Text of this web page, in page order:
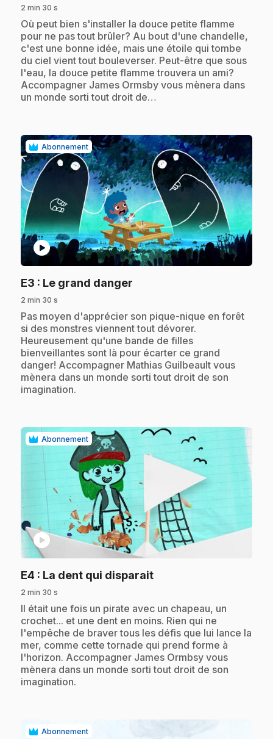
2 min 30 s
.Où peut bien s'installer la douce petite flamme
pour ne pas tout brûler? Au bout d'une chandelle,
c'est une bonne idée, mais une étoile qui tombe
du ciel vient tout bouleverser. Peut-être que sous
l'eau, la douce petite flamme trouvera un ami?
Accompagner James Ormsby vous mènera dans
un monde sorti tout droit de…
Abonnement
play_circle
E3 : Le grand danger
2 min 30 s
.Pas moyen d'apprécier son pique-nique en forêt
si des monstres viennent tout dévorer.
Heureusement qu'une bande de filles
bienveillantes sont là pour écarter ce grand
danger! Accompagner Mathias Guilbeault vous
mènera dans un monde sorti tout droit de son
imagination.
Abonnement
play_circle
E4 : La dent qui disparait.
2 min 30 s
.Il était une fois un pirate avec un chapeau, un
crochet... et une dent en moins. Rien qui ne
l'empêche de braver tous les défis que lui lance la
mer, comme cette tornade qui prend forme à
l'horizon. Accompagner James Ormbsy vous
mènera dans un monde sorti tout droit de son
imagination.
Abonnement